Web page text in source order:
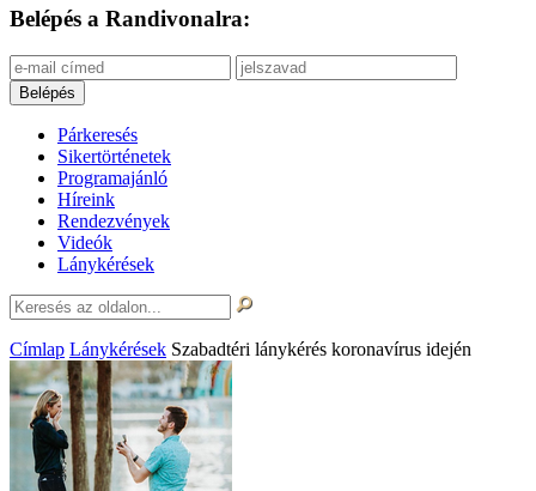
Belépés a Randivonalra:
Párkeresés
Sikertörténetek
Programajánló
Híreink
Rendezvények
Videók
Lánykérések
Címlap Lánykérések Szabadtéri lánykérés koronavírus idején